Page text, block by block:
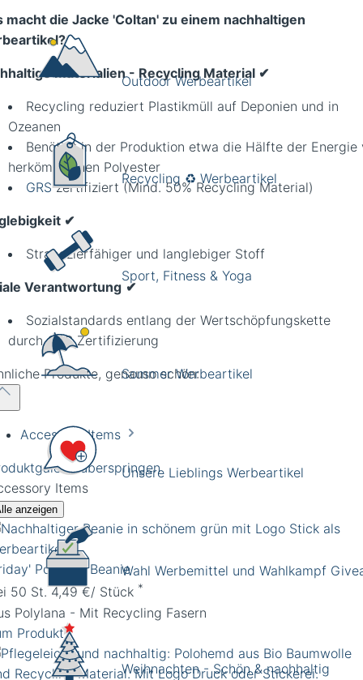
Outdoor Werbeartikel
Recycling ♻️ Werbeartikel
Sport, Fitness & Yoga
Sommer Werbeartikel
Unsere Lieblings Werbeartikel
Wahl Werbemittel und Wahlkampf
Weihnachten - Schön & nachhaltig
macht die Jacke 'Coltan' zu einem nachhaltigen
Materialien - Recycling Material ✔
Recycling reduziert Plastikmüll auf Deponien und in
Ozeanen
Benötigt in der Produktion etwa die Hälfte der Energie
herkömmlichen Polyester
GRSzertifiziert (Mind. 50% Recycling Material)
✔
Strapazierfähiger und langlebiger Stoff
Verantwortung ✔
Sozialstandards entlang der Wertschöpfungskette
durchGRSZertifizierung
Produkte, genauso schön:
Accessory Items
überspringen
Items
anzeigen
Polylana Beanie
50 St. 4,49 €/ Stück *
Polylana - Mit Recycling Fasern
Produkt